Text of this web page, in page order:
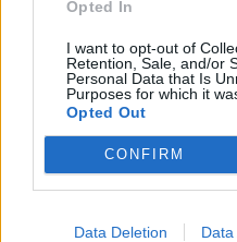
Opted In
I want to opt-out of
Retention, Sale, and/or
Personal Data that Is
Purposes for which it
Opted Out
CONFIRM
Data Deletion Data